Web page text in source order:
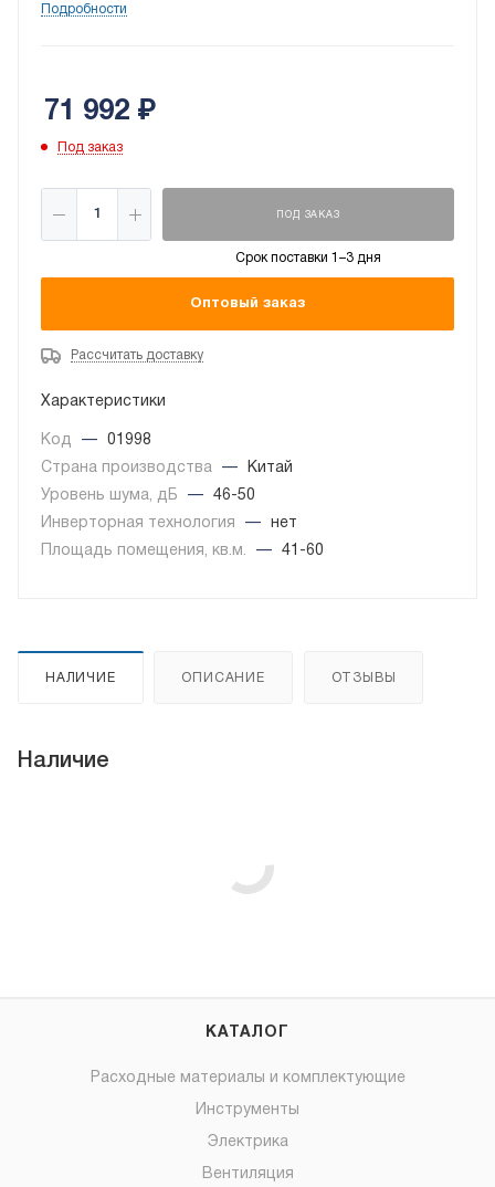
установки: 10 000 руб.
Подробности
71 992 ₽
Под заказ
ПОД ЗАКАЗ
Срок поставки 1–3 дня
Оптовый заказ
Рассчитать доставку
Характеристики
Код —
01998
Страна производства
—
Китай
Уровень шума, дБ
—
46-50
Инверторная технология
—
нет
Площадь помещения, кв.м.
— 41-60
НАЛИЧИЕ ОПИСАНИЕ ОТЗЫВЫ
Наличие
КАТАЛОГ
Расходные материалы и комплектующие
Инструменты
Электрика
Вентиляция